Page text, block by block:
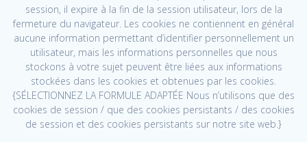
session, il expire à la fin de la session utilisateur, lors de la
fermeture du navigateur. Les cookies ne contiennent en général
aucune information permettant d’identifier personnellement un
utilisateur, mais les informations personnelles que nous
stockons à votre sujet peuvent être liées aux informations
stockées dans les cookies et obtenues par les cookies.
{SÉLECTIONNEZ LA FORMULE ADAPTÉE Nous n’utilisons que des
cookies de session / que des cookies persistants / des cookies
de session et des cookies persistants sur notre site web.}